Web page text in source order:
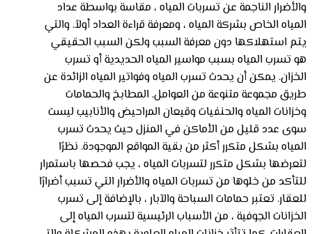
والأضرار الناجمة عن تسربات المياه ، مقاسة بواسطة عداد
المياه الخاص بشركة المياه ، ومعرفة قراءة العداد أولاً. والتي
يتم استهلاكها دون معرفة السبب ولكن السبب الحقيقي
هو تسرب المياه بسبب مواسير المياه الحديدية أو تسرب
الخزان. يمكن أن يحدث تسرب المياه وفواتير المياه الزائدة عن
طريق مجموعة متنوعة من العوامل. المطابخ والحمامات
وخزانات المياه والحنفيات وقيعان المراحيض والأنابيب ليست
سوى عدد قليل من الأماكن في المنزل حيث يحدث تسرب
المياه بشكل متكرر أكثر من بقية المواقع الموجودة. نظرًا
لتعرضها بشكل متكرر لتسربات المياه ، يجب فحصها باستمرار
للتأكد من خلوها من تسربات المياه والأضرار التي تسبب أضرارًا
للعقار. تعتبر حمامات السباحة والآبار ، بالإضافة إلى تسرب
الخزانات الجوفية ، من الأسباب الرئيسية لتسرب المياه إلى